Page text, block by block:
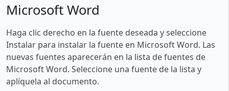
Microsoft Word
Haga clic derecho en la fuente deseada y seleccione
Instalar para instalar la fuente en Microsoft Word. Las
nuevas fuentes aparecerán en la lista de fuentes de
Microsoft Word. Seleccione una fuente de la lista y
aplíquela al documento.